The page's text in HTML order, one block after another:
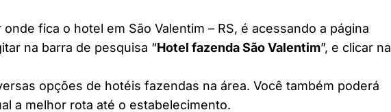
fica o hotel em São Valentim – RS, é acessando a página
na barra de pesquisa “Hotel fazenda São Valentim”, e clicar na
opções de hotéis fazendas na área. Você também poderá
a melhor rota até o estabelecimento.